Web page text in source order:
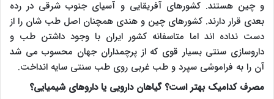
و چین هستند. کشورهای آفریقایی و آسیای جنوب شرقی در رده
بعدی قرار دارند. کشورهای چین و هندی همچنان اصل طب شان را از
دست نداده اند اما متاسفانه کشور ایران با وجود داشتن طب و
داروسازی سنتی بسیار قوی که از پرچمداران جهان محسوب می شد
آن را به فراموشی سپرد و طب غربی روی طب سنتی سایه انداخت.
مصرف کدامیک بهتر است؟ گیاهان دارویی یا داروهای شیمیایی؟